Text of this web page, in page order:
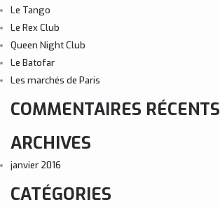
Le Tango
Le Rex Club
Queen Night Club
Le Batofar
Les marchés de Paris
COMMENTAIRES RÉCENTS
ARCHIVES
janvier 2016
CATÉGORIES